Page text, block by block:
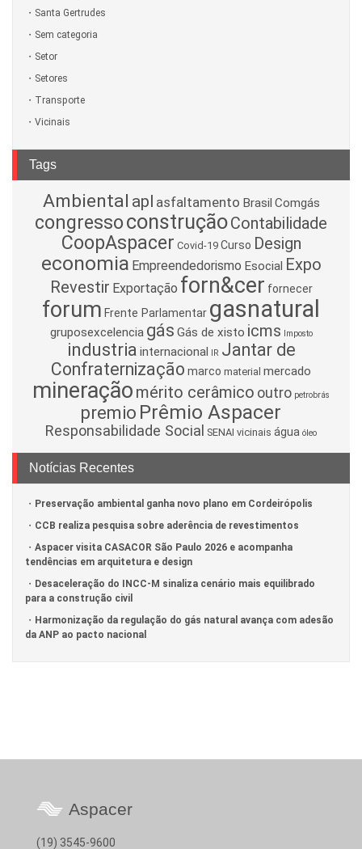
Santa Gertrudes
Sem categoria
Setor
Setores
Transporte
Vicinais
Tags
Ambiental apl asfaltamento Brasil Comgás
congressoconstruçãoContabilidade
CoopAspacer Covid-19 Curso Design
economia Empreendedorismo Esocial Expo
Revestir Exportação forn&cer fornecer
forum Frente Parlamentar gasnatural
gruposexcelencia gás Gás de xisto icms Imposto
industria internacional IR Jantar de
Confraternização marco material mercado
mineração mérito cerâmico outro petrobrás
premio Prêmio Aspacer
Responsabilidade Social SENAI vicinais água óleo
Notícias Recentes
Preservação ambiental ganha novo plano em Cordeirópolis
CCB realiza pesquisa sobre aderência de revestimentos
Aspacer visita CASACOR São Paulo 2026 e acompanha
tendências em arquitetura e design
Desaceleração do INCC-M sinaliza cenário mais equilibrado
para a construção civil
Harmonização da regulação do gás natural avança com adesão
da ANP ao pacto nacional
Aspacer
(19) 3545-9600